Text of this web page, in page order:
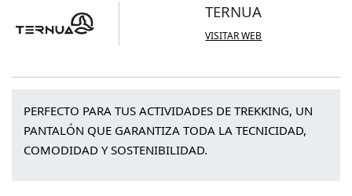
TERNUA
VISITAR WEB
PERFECTO PARA TUS ACTIVIDADES DE TREKKING, UN
PANTALÓN QUE GARANTIZA TODA LA TECNICIDAD,
COMODIDAD Y SOSTENIBILIDAD.